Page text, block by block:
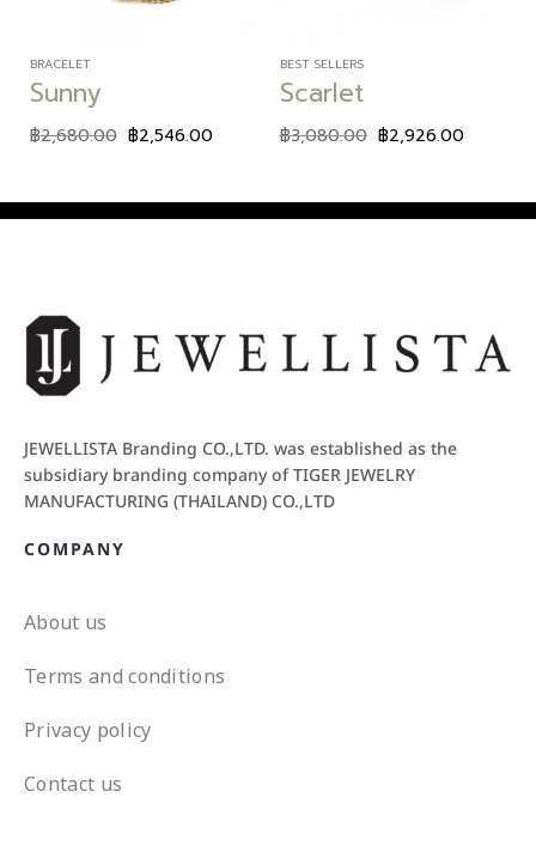
BRACELET
Sunny
฿2,680.00 ฿2,546.00
BEST SELLERS
Scarlet
฿3,080.00 ฿2,926.00
JEWELLISTA Branding CO.,LTD. was established as the
subsidiary branding company of TIGER JEWELRY
MANUFACTURING (THAILAND) CO.,LTD
COMPANY
About us
Terms and conditions
Privacy policy
Contact us